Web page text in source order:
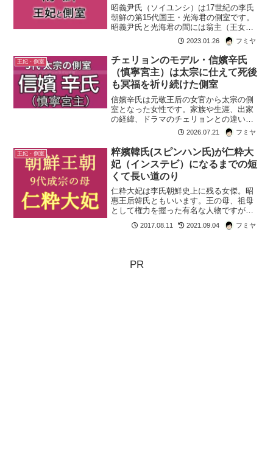
昭義尹氏（ソイユンシ）は17世紀の李氏
朝鮮の第15代国王・光海君の側室です。
昭義尹氏と光海君の間には翁主（王女）
が生まれました。この翁主は光海君の娘
の中では唯一成人した女性です。しかし
昭義尹氏は西人派と仁祖たちがおこした
反乱で捕らえられ処刑...
2023.01.26 フミヤ
王妃・側室
チェリョンのモデル・信嬪辛氏
（慎寧宮主）は太宗に仕えて死後
も冥福を祈り続けた側室
信嬪辛氏は元敬王后の女官から太宗の側
室となった女性です。家族や生涯、出家
の経緯、ドラマのチェリョンとの違いを
2026.07.21 フミヤ
王妃・側室
粹嬪韓氏(スピンハン氏)が仁粋大
妃（インステビ）になるまでの短
くて長い道のり
仁粋大妃は李氏朝鮮史上に残る女傑。昭
惠王后韓氏ともいいます。王の母、祖母
として権力を握った有名な人物ですが、
王妃にはなっていません。世子嬪になっ
たものの、夫が急死。そのままひっそり
2017.08.11 2021.09.04 フミヤ
PR